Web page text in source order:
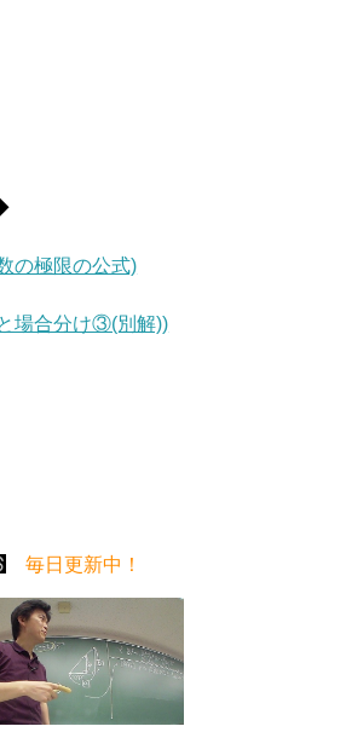
の極限の公式)
場合分け③(別解))
毎日更新中！